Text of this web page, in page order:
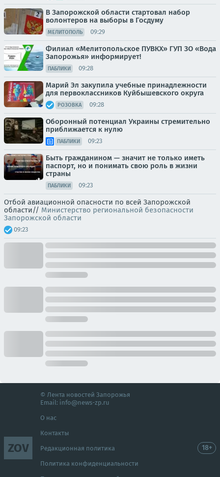
В Запорожской области стартовал набор
волонтеров на выборы в Госдуму
МЕЛИТОПОЛЬ 09:29
Филиал «Мелитопольское ПУВКХ» ГУП ЗО «Вода
Запорожья» информирует!
ПАБЛИКИ 09:28
Марий Эл закупила учебные принадлежности
для первоклассников Куйбышевского округа
РОЗОВКА 09:28
Оборонный потенциал Украины стремительно
приближается к нулю
ПАБЛИКИ 09:23
Быть гражданином — значит не только иметь
паспорт, но и понимать свою роль в жизни
страны
ПАБЛИКИ 09:23
Отбой авиационной опасности по всей Запорожской
области// Министерство региональной безопасности
Запорожской области
09:23
ZOV
© Лента новостей Запорожья
Email: info@news-zp.ru
О нас
Контакты
Редакционная политика
Политика конфиденциальности
18+